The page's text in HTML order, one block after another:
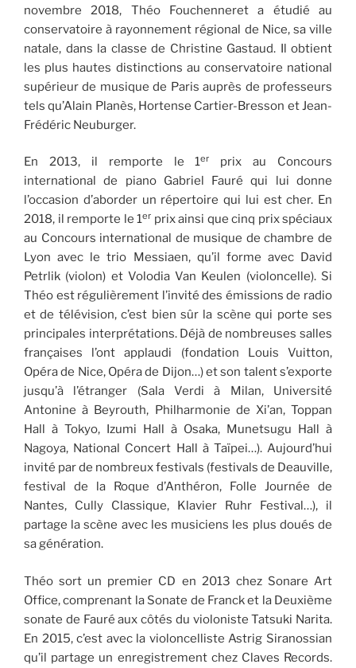
novembre 2018, Théo Fouchenneret a étudié au
conservatoire à rayonnement régional de Nice, sa ville
natale, dans la classe de Christine Gastaud. Il obtient
les plus hautes distinctions au conservatoire national
supérieur de musique de Paris auprès de professeurs
tels qu’Alain Planès, Hortense Cartier-Bresson et Jean-
Frédéric Neuburger.
En 2013, il remporte le 1er
prix au Concours
international de piano Gabriel Fauré qui lui donne
l’occasion d’aborder un répertoire qui lui est cher. En
2018, il remporte le 1er prix ainsi que cinq prix spéciaux
au Concours international de musique de chambre de
Lyon avec le trio Messiaen, qu’il forme avec David
Petrlik (violon) et Volodia Van Keulen (violoncelle). Si
Théo est régulièrement l’invité des émissions de radio
et de télévision, c’est bien sûr la scène qui porte ses
principales interprétations. Déjà de nombreuses salles
françaises l’ont applaudi (fondation Louis Vuitton,
Opéra de Nice, Opéra de Dijon…) et son talent s’exporte
jusqu’à l’étranger (Sala Verdi à Milan, Université
Antonine à Beyrouth, Philharmonie de Xi’an, Toppan
Hall à Tokyo, Izumi Hall à Osaka, Munetsugu Hall à
Nagoya, National Concert Hall à Taïpei…). Aujourd’hui
invité par de nombreux festivals (festivals de Deauville,
festival de la Roque d’Anthéron, Folle Journée de
Nantes, Cully Classique, Klavier Ruhr Festival…), il
partage la scène avec les musiciens les plus doués de
sa génération.
Théo sort un premier CD en 2013 chez Sonare Art
Office, comprenant la Sonate de Franck et la Deuxième
sonate de Fauré aux côtés du violoniste Tatsuki Narita.
En 2015, c’est avec la violoncelliste Astrig Siranossian
qu’il partage un enregistrement chez Claves Records.